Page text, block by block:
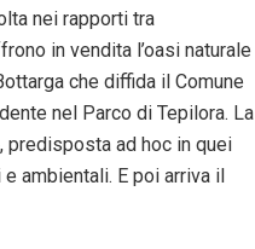
nei rapporti tra
in vendita l’oasi naturale
che diffida il Comune
nel Parco di Tepilora. La
predisposta ad hoc in quei
ambientali. E poi arriva il